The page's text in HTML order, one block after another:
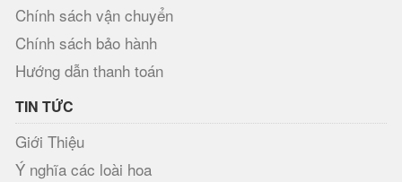
Chính sách vận chuyển
Chính sách bảo hành
Hướng dẫn thanh toán
TIN TỨC
Giới Thiệu
Ý nghĩa các loài hoa